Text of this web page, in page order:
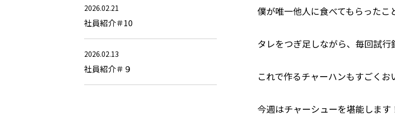
僕が唯一他人に食べてもらったこ
タレをつぎ足しながら、毎回試行
これで作るチャーハンもすごくお
今週はチャーシューを堪能します
2026.02.21
社員紹介＃10
2026.02.13
社員紹介＃９